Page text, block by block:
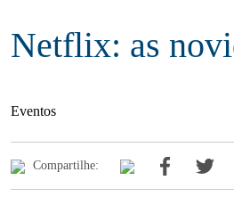
Netflix: as
Eventos
Compartilhe: